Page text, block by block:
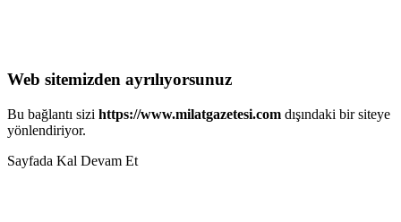
Web sitemizden ayrılıyorsunuz
Bu bağlantı sizi https://www.milatgazetesi.com dışındaki bir siteye
yönlendiriyor.
Sayfada Kal Devam Et